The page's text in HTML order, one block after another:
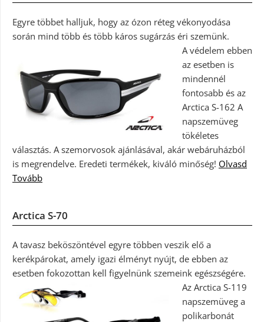
Egyre többet halljuk, hogy az ózon réteg vékonyodása
során mind több és több káros sugárzás éri szemünk.
A védelem ebben
az esetben is
mindennél
fontosabb és az
Arctica S-162 A
napszemüveg
tökéletes
választás. A szemorvosok ajánlásával, akár webáruházból
is megrendelve. Eredeti termékek, kiváló minőség! Olvasd
Tovább
Arctica S-70
A tavasz beköszöntével egyre többen veszik elő a
kerékpárokat, amely igazi élményt nyújt, de ebben az
esetben fokozottan kell figyelnünk szemeink egészségére.
Az Arctica S-119
napszemüveg a
polikarbonát